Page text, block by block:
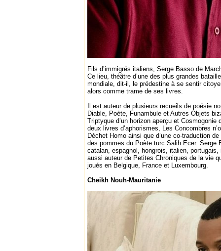
Fils d’immigrés italiens, Serge Basso de
Ce lieu, théâtre d’une des plus grandes
mondiale, dit-il, le prédestine à se sentir
alors comme trame de ses livres.
Il est auteur de plusieurs recueils de poésie
Diable, Poète, Funambule et Autres Objets
Triptyque d’un horizon aperçu et Cosmogonie
deux livres d’aphorismes, Les Concombres
Déchet Homo ainsi que d’une co-traduction
des pommes du Poète turc Salih Ecer. Serge
catalan, espagnol, hongrois, italien,
aussi auteur de Petites Chroniques de la vie
joués en Belgique, France et Luxembourg.
Cheikh Nouh-Mauritanie